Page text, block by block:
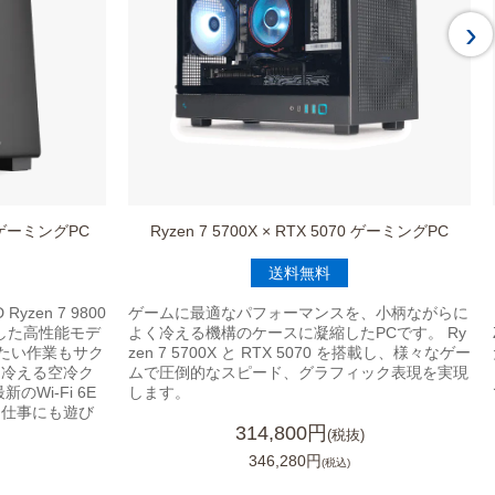
ーミングPC
Ryzen 7 9800
た高性能モデ
い作業もサク
える空冷ク
新のWi-Fi 6E
事にも遊び
Ryzen 7 5700X × RTX 5070 ゲーミングPC
送料無料
ゲームに最適なパフォーマンスを、小柄ながらに
よく冷える機構のケースに凝縮したPCです。 Ry
zen 7 5700X と RTX 5070 を搭載し、様々なゲー
ムで圧倒的なスピード、グラフィック表現を実現
します。
314,800円 (税抜)
346,280円(税込)
›